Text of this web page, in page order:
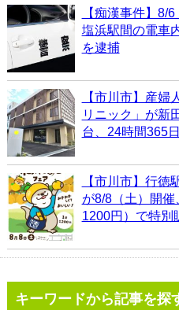
【痴漢事件】8/
塩浜駅間の電車
を逮捕
【市川市】産婦
リニック」が新
台、24時間365
【市川市】行徳
が8/8（土）開
1200円）で特別
キーワードから記事を探